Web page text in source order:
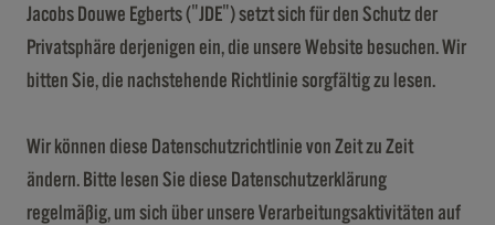
Jacobs Douwe Egberts ("JDE") setzt sich für den Schutz der
Privatsphäre derjenigen ein, die unsere Website besuchen. Wir
bitten Sie, die nachstehende Richtlinie sorgfältig zu lesen.
Wir können diese Datenschutzrichtlinie von Zeit zu Zeit
ändern. Bitte lesen Sie diese Datenschutzerklärung
regelmäßig, um sich über unsere Verarbeitungsaktivitäten auf